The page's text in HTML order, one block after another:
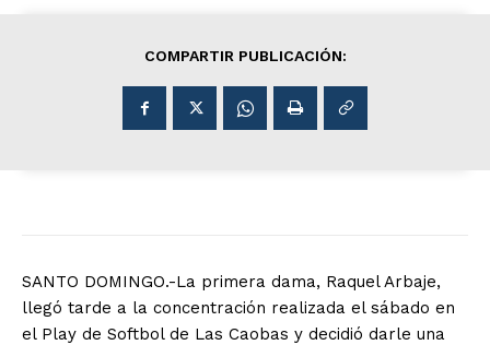
COMPARTIR PUBLICACIÓN:
SANTO DOMINGO.-La primera dama, Raquel Arbaje,
llegó tarde a la concentración realizada el sábado en
el Play de Softbol de Las Caobas y decidió darle una